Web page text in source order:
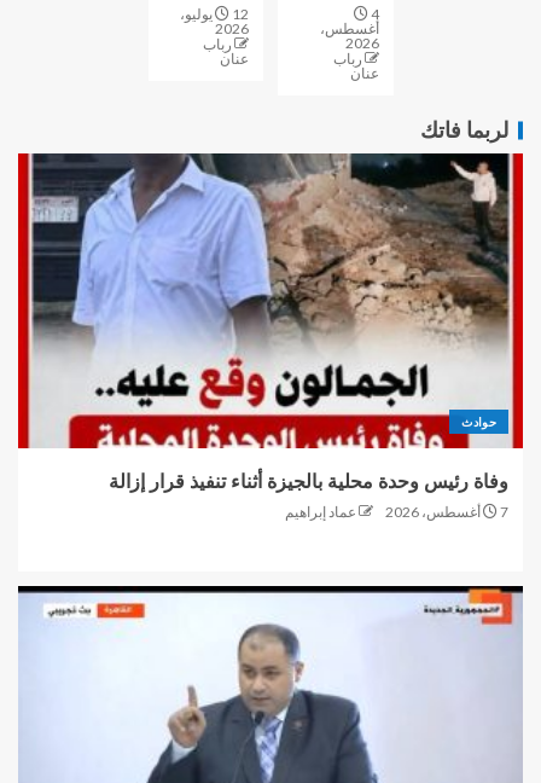
4
أغسطس،
2026
رباب
عنان
12 يوليو،
2026
رباب
عنان
لربما فاتك
حوادث
وفاة رئيس وحدة محلية بالجيزة أثناء تنفيذ قرار إزالة
7 أغسطس، 2026 عماد إبراهيم